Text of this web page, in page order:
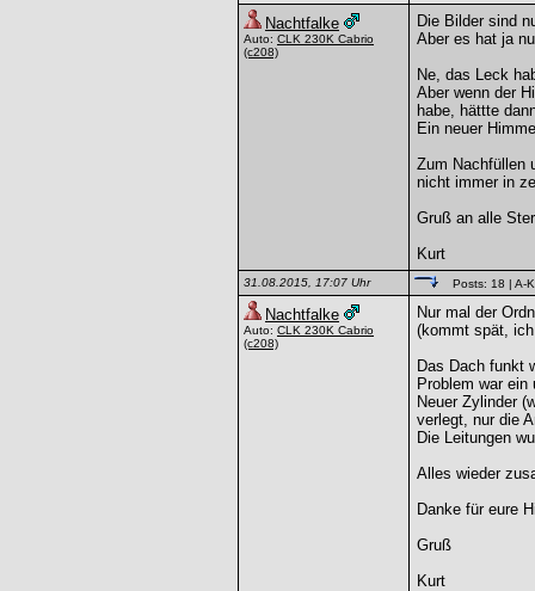
Nachtfalke
Auto: CLK 230K Cabrio
(c208)
Die Bilder sind
Aber es hat ja
Ne, das Leck
Aber wenn der
habe, hättte
Ein neuer
Zum Nachfüllen
nicht immer in
Gruß an alle
Kurt
31.08.2015, 17:07 Uhr Posts: 18 | A-
Nachtfalke
Auto: CLK 230K Cabrio
(c208)
Nur mal der
(kommt spät,
Das Dach funkt
Problem war
Neuer Zylinder
verlegt, nur die
Die Leitungen
Alles wieder
Danke für eure
Gruß
Kurt